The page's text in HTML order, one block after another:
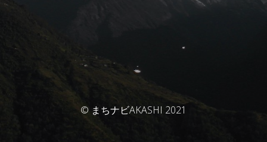
© まちナビAKASHI 2021